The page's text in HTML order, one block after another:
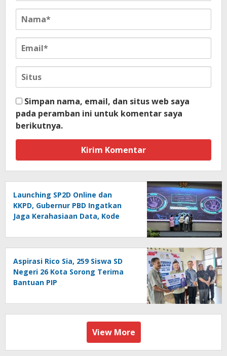
Simpan nama, email, dan situs web saya
pada peramban ini untuk komentar saya
berikutnya.
Launching SP2D Online dan
KKPD, Gubernur PBD Ingatkan
Jaga Kerahasiaan Data, Kode
Aspirasi Rico Sia, 259 Siswa SD
Negeri 26 Kota Sorong Terima
Bantuan PIP
View More